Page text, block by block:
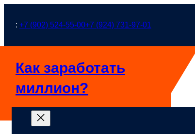
: +7 (902) 524-55-00+7 (924) 731-97-01
Как заработать
миллион?